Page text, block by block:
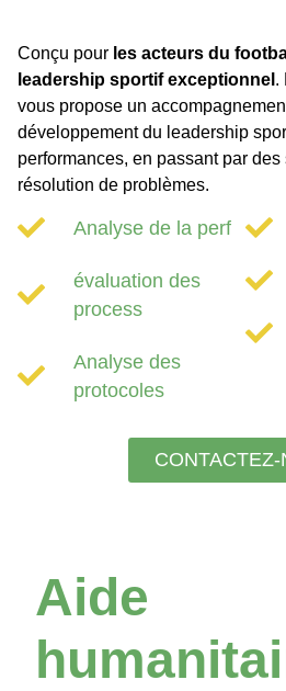
Conçu pour les acteurs du
leadership sportif exceptionnel .
vous propose un
développement du leadership
performances, en passant par
résolution de problèmes.
Analyse de la perf
évaluation des
process
Analyse des
protocoles
CONTACTEZ-
Aide